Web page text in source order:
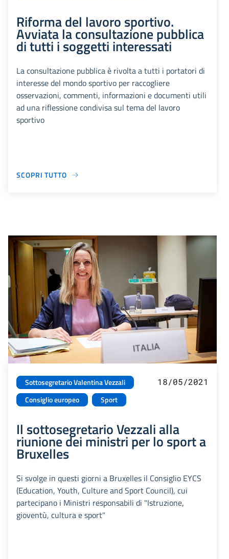
Riforma del lavoro sportivo.
Avviata la consultazione pubblica
di tutti i soggetti interessati
La consultazione pubblica è rivolta a tutti i portatori di
interesse del mondo sportivo per raccogliere
osservazioni, commenti, informazioni e documenti utili
ad una riflessione condivisa sul tema del lavoro
sportivo
SCOPRI TUTTO
Sottosegretario Valentina Vezzali
Consiglio europeo
Sport
18/05/2021
Il sottosegretario Vezzali alla
riunione dei ministri per lo sport a
Bruxelles
Si svolge in questi giorni a Bruxelles il Consiglio EYCS
(Education, Youth, Culture and Sport Council), cui
partecipano i Ministri responsabili di "Istruzione,
gioventù, cultura e sport"